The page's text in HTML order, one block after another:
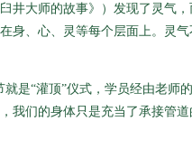
井大师的故事》
）发现了灵气
身、心、灵等每个层面上。灵
就是“灌顶”仪式，学员经由老
我们的身体只是充当了承接管